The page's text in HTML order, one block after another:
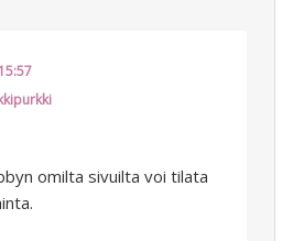
omilta sivuilta voi tilata